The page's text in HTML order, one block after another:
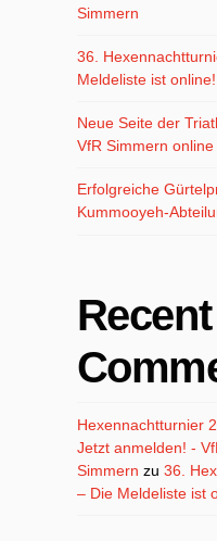
Simmern
36.
Meldeliste ist online!
Neue Seite der
VfR Simmern online
Erfolgreiche
Kummooyeh-
Recent
Hexennachtturnier
Jetzt anmelden! -
Simmern zu 36.
– Die Meldeliste ist